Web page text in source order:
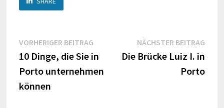
Beitragsnavigation
VORHERIGER BEITRAGVorheriger
Beitrag:
10 Dinge, die Sie in
Porto unternehmen
können
NÄCHSTER BEITRAG
Die Brücke Luiz I. in
Porto